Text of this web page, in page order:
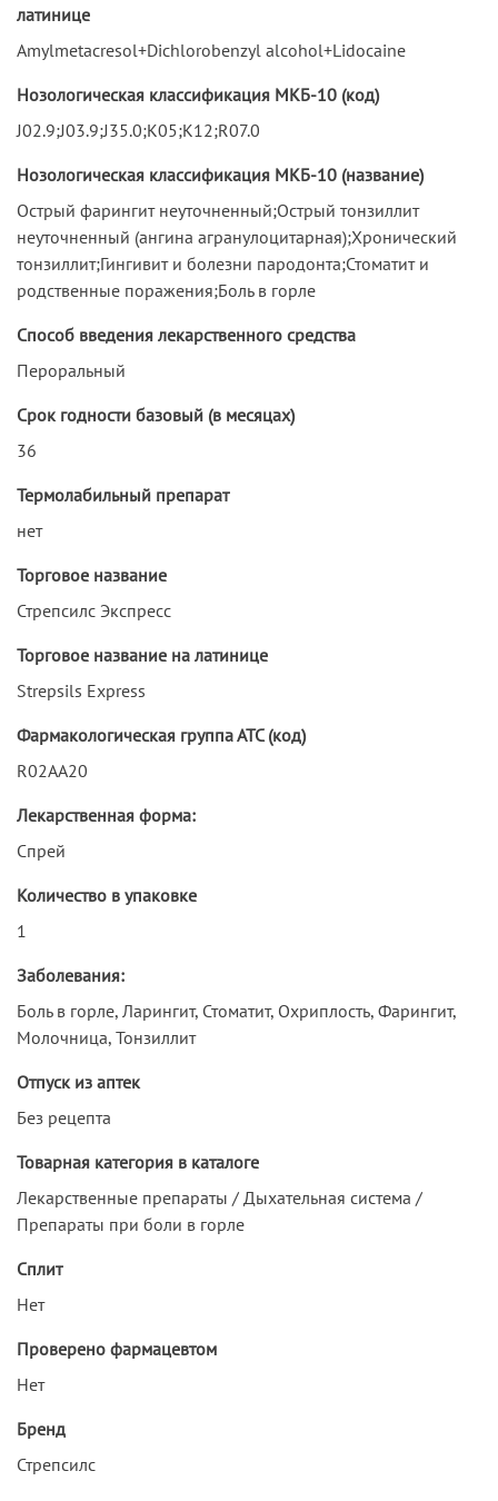
латинице
Amylmetacresol+Dichlorobenzyl alcohol+Lidocaine
Нозологическая классификация МКБ-10 (код)
J02.9;J03.9;J35.0;K05;K12;R07.0
Нозологическая классификация МКБ-10 (название)
Острый фарингит неуточненный;Острый тонзиллит
неуточненный (ангина агранулоцитарная);Хронический
тонзиллит;Гингивит и болезни пародонта;Стоматит и
родственные поражения;Боль в горле
Способ введения лекарственного средства
Пероральный
Срок годности базовый (в месяцах)
36
Термолабильный препарат
нет
Торговое название
Стрепсилс Экспресс
Торговое название на латинице
Strepsils Express
Фармакологическая группа АТС (код)
R02AA20
Лекарственная форма:
Спрей
Количество в упаковке
1
Заболевания:
Боль в горле, Ларингит, Стоматит, Охриплость, Фарингит,
Молочница, Тонзиллит
Отпуск из аптек
Без рецепта
Товарная категория в каталоге
Лекарственные препараты / Дыхательная система /
Препараты при боли в горле
Сплит
Нет
Проверено фармацевтом
Нет
Бренд
Стрепсилс